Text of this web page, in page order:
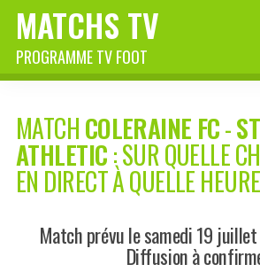
MATCHS TV
PROGRAMME TV FOOT
MATCHCOLERAINE FC-
ATHLETIC: SUR QUELLE
EN DIRECT À QUELLE
Match prévu le samedi 19
Diffusion à